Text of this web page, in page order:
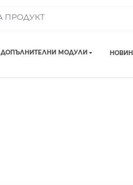
ДОПЪЛНИТЕЛНИ МОДУЛИ